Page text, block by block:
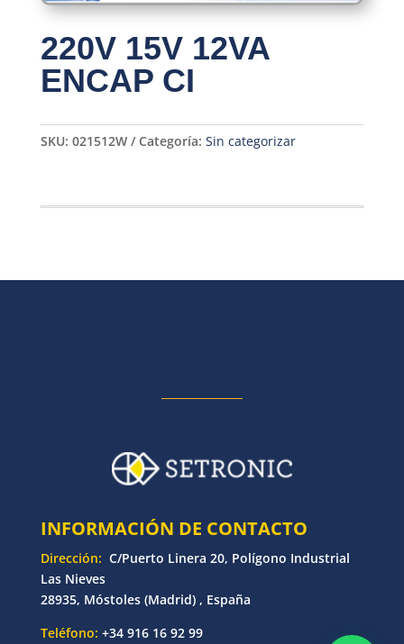
220V 15V 12VA
ENCAP CI
SKU: 021512W Categoría: Sin categorizar
INFORMACIÓN DE CONTACTO
Dirección: C/Puerto Linera 20, Polígono Industrial
Las Nieves
28935, Móstoles (Madrid) , España
Teléfono: +34 916 16 92 99